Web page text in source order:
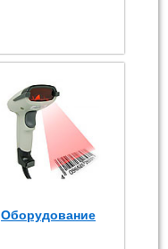
Оборудование